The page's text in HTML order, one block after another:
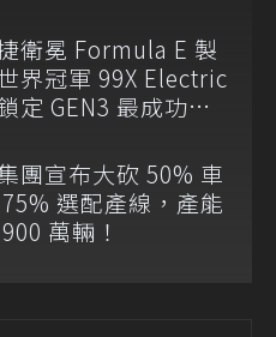
衛冕 Formula E 製
界冠軍 99X Electric
定 GEN3 最成功賽
團宣布大砍 50% 車
選配產線，產能
萬輛！